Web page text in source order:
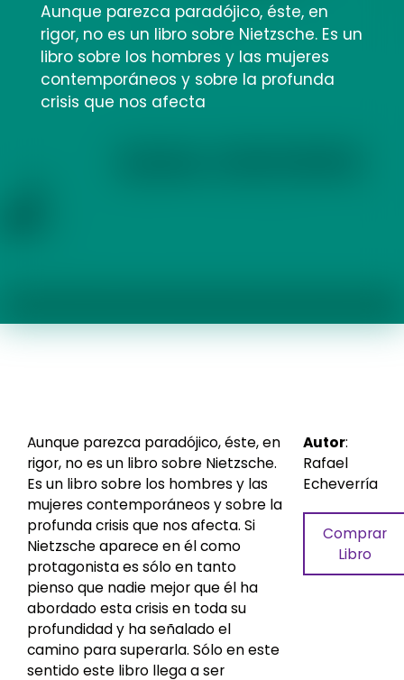
Aunque parezca paradójico, éste, en
rigor, no es un libro sobre Nietzsche. Es un
libro sobre los hombres y las mujeres
contemporáneos y sobre la profunda
crisis que nos afecta
Aunque parezca paradójico, éste, en
rigor, no es un libro sobre Nietzsche.
Es un libro sobre los hombres y las
mujeres contemporáneos y sobre la
profunda crisis que nos afecta. Si
Nietzsche aparece en él como
protagonista es sólo en tanto
pienso que nadie mejor que él ha
abordado esta crisis en toda su
profundidad y ha señalado el
camino para superarla. Sólo en este
sentido este libro llega a ser
Autor:
Rafael
Echeverría
Comprar
Libro